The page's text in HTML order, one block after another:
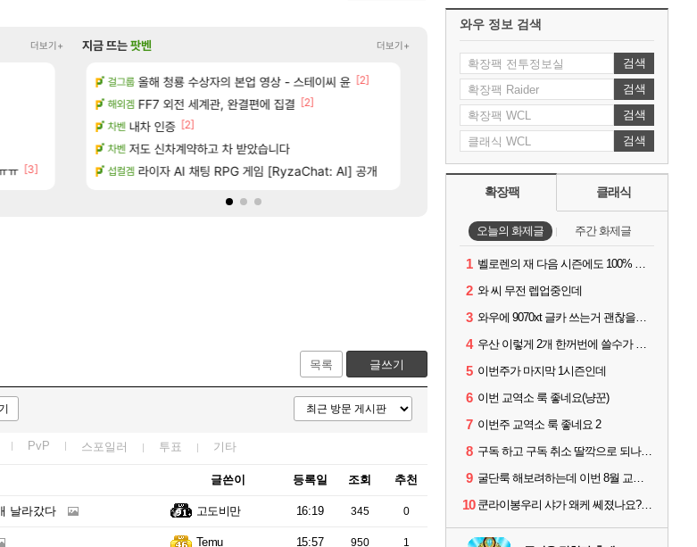
더보기+
ㅠ [3]
로아 [벨가르딘] 나이트메어 클리어 TOP10 알려드립니다.
[37]
메이플 와 ㅁㅊ 컴플뜸ㅋㅋ
[65]
메이플 이적자 숙코 시ㅡ발련아
로아 완갑 정보 초스피드 효율 요약 [45]
리니지M 짭사보상 다 조졌는데 [14]
퍼클영상 보다 현타오네 [89]
벨가 1관 잡히는거 먼가 좀 몬가몬가네.. [46]
이건 대체 뭐하는 짓이냐? [116]
너넨 대난 함부로 가지 마라..
메이플 분석) 풀드랍은 필수인가??
지금 뜨는팟벤 더보기+
추정
걸그룹 올해 청룡 수상자의 본업 영상 - 스테이씨 윤 [2]
해외겜 FF7 외전 세계관, 완결편에 집결 [2]
차벤 내차 인증 [2]
차벤 저도 신차계약하고 차 받았습니다
섭컬겜 라이자 AI 채팅 RPG 게임 [RyzaChat: AI] 공개
섭컬겜 섬란 카구라 개발사 신작 [시노비 넥서스] 연내 출시
섭컬겜 넷마블, 신작 서브컬쳐 게임 [펄 인 블루] 티저 사이트
아주프로 4컷 만화 | 야간 보초는 너무 힘들어
비스트 챕터별 길찾기/지도 공략 (1 ~ 12장)
리밋제로 테스트 때는 로비에 온라인 기능이 있는데
목록 글쓰기
PvP 스포일러 투표 기타
글쓴이 등록일 조회 추천
날라갔다 고도비만 16:19 345 0
Temu 15:57 950 1
와우 정보 검색
검색
검색
검색
검색
확장팩 클래식
오늘의 화제글 주간 화제글
1 벨로렌의 재 다음 시즌에도 100% 드랍이죠??
2 와 씨 무전 렙업중인데
3 와우에 9070xt 글카 쓰는거 괜찮을까요?
4 우산 이렇게 2개 한꺼번에 쓸수가 있네요
5 이번주가 마지막 1시즌인데
6 이번 교역소 룩 좋네요(냥꾼)
7 이번주 교역소 룩 좋네요 2
8 구독 하고 구독 취소 딸깍으로 되나요?
9 굴단룩 해보려하는데 이번 8월 교역소 칠흙 두건 질문드립니다
10 쿤라이봉우리 샤가 왜케 쎄졌나요? ㅋㅋㅋ